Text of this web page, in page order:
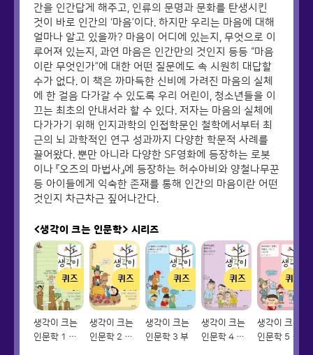
간을 인간답게 해주고, 인류의 문명과 문화를 탄생시킨
것이 바로 인간의 ‘마음’이다. 하지만 우리는 마음에 대해
얼마나 알고 있을까? 마음이 어디에 있는지, 무엇으로 이
루어져 있는지, 과연 마음은 인간만의 것인지 등등 “마음
이란 무엇인가”에 대한 어떤 질문에도 속 시원히 대답할
수가 없다. 이 책은 까마득한 신비에 가려진 마음의 실체
에 한 걸음 다가갈 수 있도록 우리 어린이, 청소년들을 이
끄는 최초의 안내서라 할 수 있다. 저자는 마음의 실체에
다가가기 위해 인지과학의 인접학문인 철학에서부터 최
근의 뇌 과학적인 연구 성과까지 다양한 학문적 사례를
끌어왔다. 뿐만 아니라 다양한 SF영화에 등장하는 로봇
이나 『오즈의 마법사』에 등장하는 허수아비와 양철나무꾼
등 아이들에게 익숙한 존재를 통해 인간의 마음이란 어떤
것인지 차근차근 짚어나간다.
<생각이 크는 인문학> 시리즈
퀴즈
생각이 크는
인문학 1 공
퀴즈
생각이 크는
인문학 2 아
퀴즈
생각이 크는
인문학 3 부
퀴즈
생각이 크는
인문학 4 도
퀴즈
생각이 크는
인문학 5 마